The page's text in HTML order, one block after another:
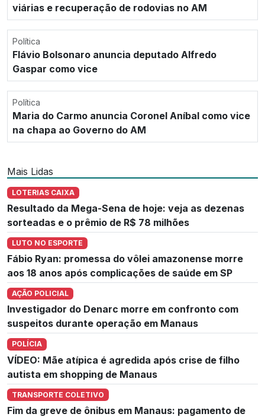
viárias e recuperação de rodovias no AM
Política
Flávio Bolsonaro anuncia deputado Alfredo
Gaspar como vice
Política
Maria do Carmo anuncia Coronel Aníbal como vice
na chapa ao Governo do AM
Mais Lidas
LOTERIAS CAIXA
Resultado da Mega-Sena de hoje: veja as dezenas
sorteadas e o prêmio de R$ 78 milhões
LUTO NO ESPORTE
Fábio Ryan: promessa do vôlei amazonense morre
aos 18 anos após complicações de saúde em SP
AÇÃO POLICIAL
Investigador do Denarc morre em confronto com
suspeitos durante operação em Manaus
POLÍCIA
VÍDEO: Mãe atípica é agredida após crise de filho
autista em shopping de Manaus
TRANSPORTE COLETIVO
Fim da greve de ônibus em Manaus: pagamento de